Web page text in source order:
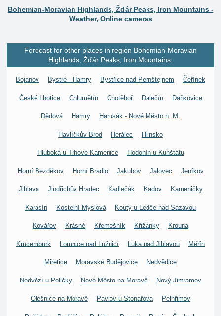
Bohemian-Moravian Highlands, Žďár Peaks, Iron Mountains -
Weather, Online cameras
Forecast for other places in region Bohemian-Moravian
Highlands, Žďár Peaks, Iron Mountains:
Bojanov Bystré - Hamry Bystřice nad Pernštejnem Čeřínek
České Lhotice Chlumětín Chotěboř Dalečín Daňkovice
Dědová Hamry Harusák - Nové Město n. M.
Havlíčkův Brod Herálec Hlinsko
Hluboká u Trhové Kamenice Hodonín u Kunštátu
Horní Bezděkov Horní Bradlo Jakubov Jalovec Jeníkov
Jihlava Jindřichův Hradec Kadlečák Kadov Kameničky
Karasín Kostelní Myslová Kouty u Ledče nad Sázavou
Kovářov Krásné Křemešník Křižánky Krouna
Krucemburk Lomnice nad Lužnicí Luka nad Jihlavou Měřín
Miřetice Moravské Budějovice Nedvědice
Nedvězí u Poličky Nové Město na Moravě Nový Jimramov
Olešnice na Moravě Pavlov u Stonařova Pelhřimov